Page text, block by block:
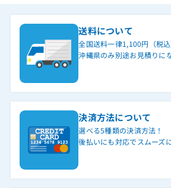
送料について
全国送料一律1,100円（税込
沖縄県のみ別途お見積りに
決済方法について
選べる5種類の決済方法！
後払いにも対応でスムーズ